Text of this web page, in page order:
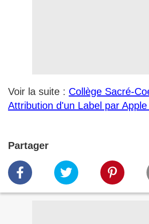
Voir la suite : Collège Sacré-
Attribution d'un Label par
Partager